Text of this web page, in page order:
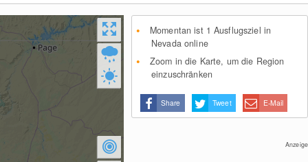
Momentan ist 1 Ausflugsziel in
Nevada online
Zoom in die Karte, um die Region
einzuschränken
Share Tweet E-Mail
Anzeige